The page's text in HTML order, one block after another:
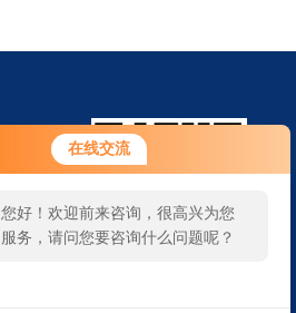
在线交流
您好！欢迎前来咨询，很高兴为您
服务，请问您要咨询什么问题呢？